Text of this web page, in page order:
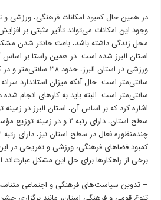
در همین حال کمبود امکانات فرهنگی، ورزشی و
وجود این امکانات می‌تواند تأثیر مثبتی بر
محل زندگی داشته باشد، باعث حادتر شدن
استان البرز شده است. در همین راستا بر اساس
سانتی‌متر است. البته باید به کارهای انجام شده
اشاره کرد که بر اساس آن، استان البرز در
سطح استان، دارای رتبه ۲ و در
کمبود فضاهای فرهنگی، ورزشی و تفریحی در
برخی از راهکارها برای حل این مشکل عبارت‌اند
– تدوین سیاست‌های فرهنگی و اجتماعی